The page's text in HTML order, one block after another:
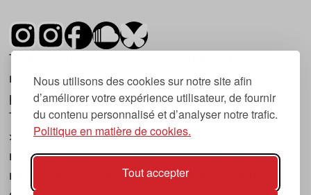
Nous utilisons des cookies sur notre site afin
d’améliorer votre expérience utilisateur, de fournir
du contenu personnalisé et d’analyser notre trafic.
Politique en matière de cookies.
Tout accepter
Tsugi est un mensuel indépendant sur la
musique et les nouvelles tendances, dont la
première parution date de 2007.
Tsugi en japonais signifie « prochain », « suivant
», ce qui correspond à la thématique du
magazine, à l’affût des nouvelles tendances
musicales, qu’elles viennent de la musique